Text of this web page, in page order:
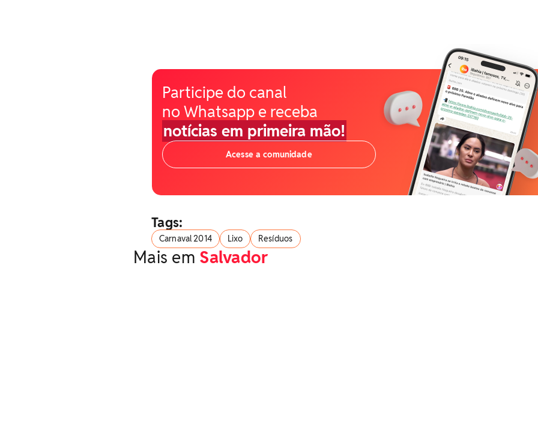
Participe do canal
no Whatsapp e receba
notícias em primeira mão!
Acesse a comunidade
Tags:
Carnaval 2014 Lixo Resíduos
Mais em Salvador